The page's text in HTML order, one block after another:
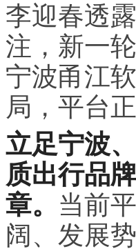
李迎春透
注，新一
宁波甬江
局，平台
立足宁波
质出行品
章。 当前
阔、发展